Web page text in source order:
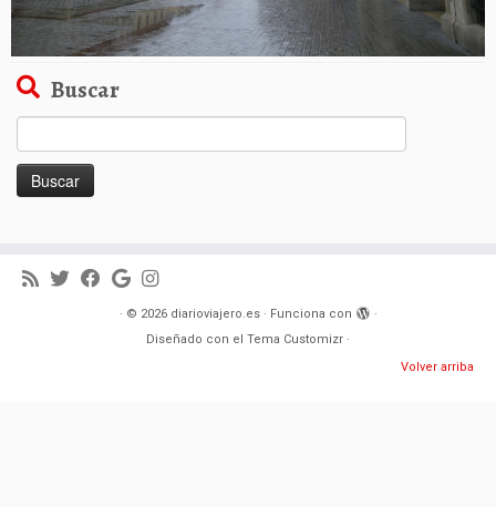
Buscar
· © 2026 diarioviajero.es· Funciona con
·
Diseñado con el Tema Customizr ·
Volver arriba